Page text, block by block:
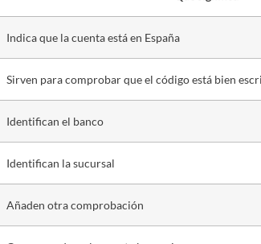
Indica que la cuenta está en España
Sirven para comprobar que el código está bien
Identifican el banco
Identifican la sucursal
Añaden otra comprobación